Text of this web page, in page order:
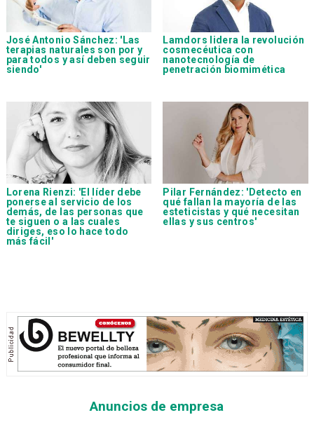
José Antonio Sánchez: 'Las
terapias naturales son por y
para todos y así deben seguir
siendo'
Lamdors lidera la revolución
cosmecéutica con
nanotecnología de
penetración biomimética
Lorena Rienzi: 'El líder debe
ponerse al servicio de los
demás, de las personas que
te siguen o a las cuales
diriges, eso lo hace todo
más fácil'
Pilar Fernández: 'Detecto en
qué fallan la mayoría de las
esteticistas y qué necesitan
ellas y sus centros'
Anuncios de empresa